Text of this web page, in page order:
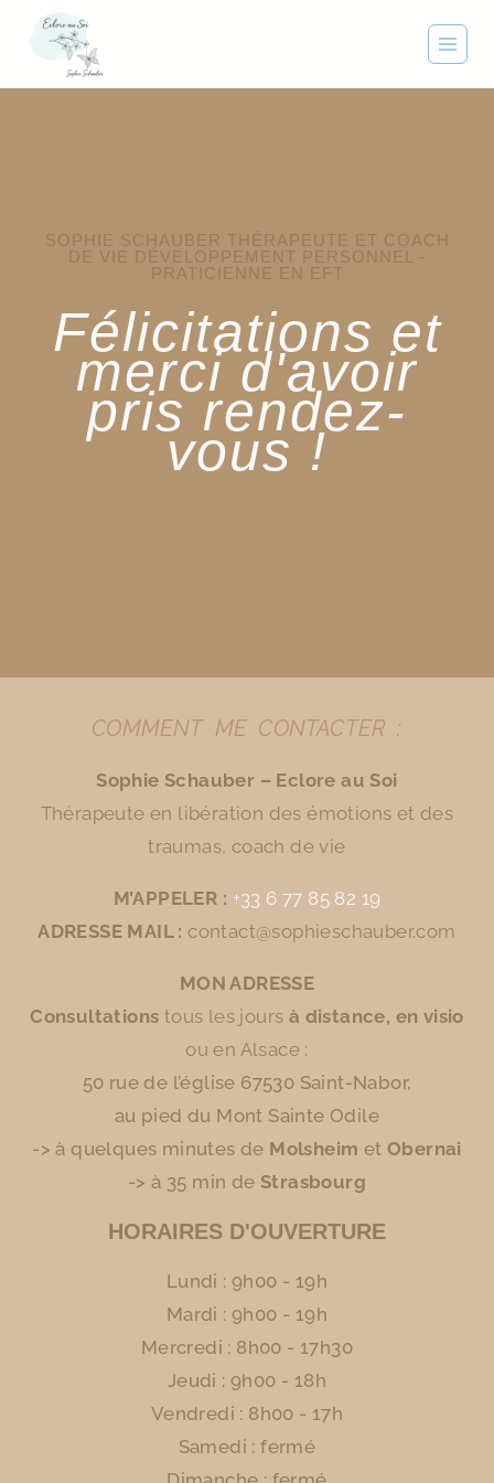
SOPHIE SCHAUBER THÉRAPEUTE ET COACH
DE VIE DÉVELOPPEMENT PERSONNEL -
PRATICIENNE EN EFT
Félicitations et
merci d'avoir
pris rendez-
vous !
COMMENT ME CONTACTER :
Sophie Schauber – Eclore au Soi
Thérapeute en libération des émotions et des
traumas, coach de vie
M’APPELER : +33 6 77 85 82 19
ADRESSE MAIL : contact@sophieschauber.com
MON ADRESSE
Consultations tous les jours à distance, en visio
ou en Alsace :
50 rue de l’église 67530 Saint-Nabor,
au pied du Mont Sainte Odile
-> à quelques minutes de Molsheim et Obernai
-> à 35 min de Strasbourg
HORAIRES D'OUVERTURE
Lundi : 9h00 - 19h
Mardi : 9h00 - 19h
Mercredi : 8h00 - 17h30
Jeudi : 9h00 - 18h
Vendredi : 8h00 - 17h
Samedi : fermé